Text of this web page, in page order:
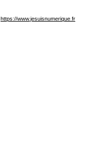
https://www.jesuisnumerique.fr